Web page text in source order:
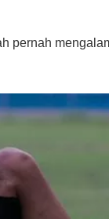
pernah